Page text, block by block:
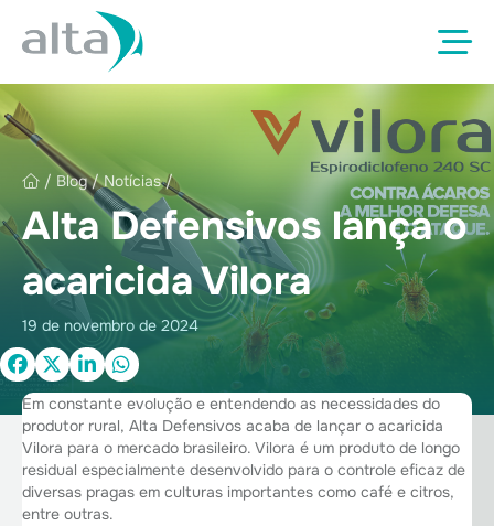
/ Blog/Notícias/
Alta Defensivos lança o
acaricida Vilora
19 de novembro de 2024
Em constante evolução e entendendo as necessidades do
produtor rural, Alta Defensivos acaba de lançar o acaricida
Vilora para o mercado brasileiro. Vilora é um produto de longo
residual especialmente desenvolvido para o controle eficaz de
diversas pragas em culturas importantes como café e citros,
entre outras.